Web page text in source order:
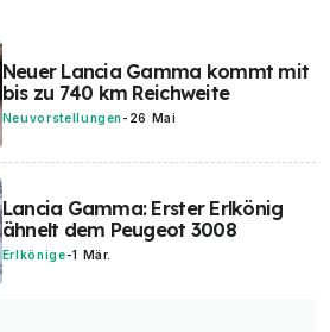
Neuer Lancia Gamma kommt mit
bis zu 740 km Reichweite
Neuvorstellungen - 26 Mai
Lancia Gamma: Erster Erlkönig
ähnelt dem Peugeot 3008
Erlkönige-1 Mär.